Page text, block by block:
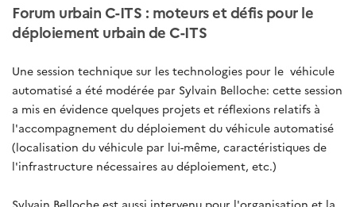
Forum urbain C-ITS : moteurs et défis pour le
déploiement urbain de C-ITS
Une session technique sur les technologies pour le véhicule
automatisé a été modérée par Sylvain Belloche: cette session
a mis en évidence quelques projets et réflexions relatifs à
l'accompagnement du déploiement du véhicule automatisé
(localisation du véhicule par lui-même, caractéristiques de
l'infrastructure nécessaires au déploiement, etc.)
Sylvain Belloche est aussi intervenu pour l'organisation et la